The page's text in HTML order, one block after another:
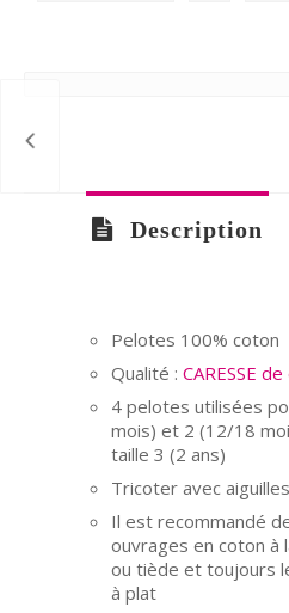
Description
Pelotes 100% coton
Qualité : CARESSE
4 pelotes utilisées
mois) et 2 (12/18
taille 3 (2 ans)
Tricoter avec
Il est recommandé
ouvrages en coton à
ou tiède et toujours
à plat